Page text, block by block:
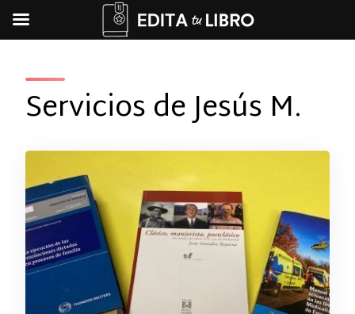
contentServicios de Jesús M.